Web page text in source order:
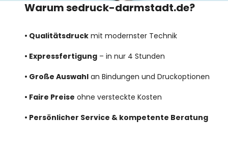
Warum sedruck-darmstadt.de?
• Qualitätsdruck mit modernster Technik
• Expressfertigung – in nur 4 Stunden
• Große Auswahl an Bindungen und Druckoptionen
• Faire Preise ohne versteckte Kosten
• Persönlicher Service & kompetente Beratung